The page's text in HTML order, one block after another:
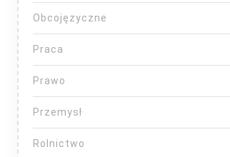
Obcojęzyczne
Praca
Prawo
Przemysł
Rolnictwo